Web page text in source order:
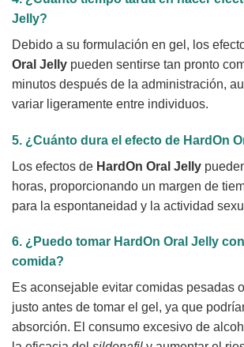
Jelly?
Debido a su formulación en gel, los
Oral Jelly pueden sentirse tan pronto
minutos después de la administración,
variar ligeramente entre individuos.
5. ¿Cuánto dura el efecto de HardOn
Los efectos de HardOn Oral Jelly
horas, proporcionando un margen de
para la espontaneidad y la actividad
6. ¿Puedo tomar HardOn Oral Jelly
comida?
Es aconsejable evitar comidas pesadas
justo antes de tomar el gel, ya que
absorción. El consumo excesivo de